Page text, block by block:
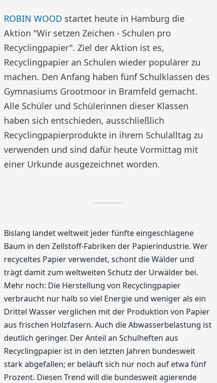
ROBIN WOOD startet heute in Hamburg die
Aktion "Wir setzen Zeichen - Schulen pro
Recyclingpapier". Ziel der Aktion ist es,
Recyclingpapier an Schulen wieder populärer zu
machen. Den Anfang haben fünf Schulklassen des
Gymnasiums Grootmoor in Bramfeld gemacht.
Alle Schüler und Schülerinnen dieser Klassen
haben sich entschieden, ausschließlich
Recyclingpapierprodukte in ihrem Schulalltag zu
verwenden und sind dafür heute Vormittag mit
einer Urkunde ausgezeichnet worden.
Bislang landet weltweit jeder fünfte eingeschlagene
Baum in den Zellstoff-Fabriken der Papierindustrie. Wer
recyceltes Papier verwendet, schont die Wälder und
trägt damit zum weltweiten Schutz der Urwälder bei.
Mehr noch: Die Herstellung von Recyclingpapier
verbraucht nur halb so viel Energie und weniger als ein
Drittel Wasser verglichen mit der Produktion von Papier
aus frischen Holzfasern. Auch die Abwasserbelastung ist
deutlich geringer. Der Anteil an Schulheften aus
Recyclingpapier ist in den letzten Jahren bundesweit
stark abgefallen; er beläuft sich nur noch auf etwa fünf
Prozent. Diesen Trend will die bundesweit agierende